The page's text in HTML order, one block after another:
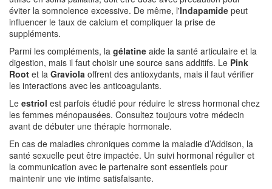
éviter la somnolence excessive. De même, l'Indapamide peut
influencer le taux de calcium et compliquer la prise de
suppléments.
Parmi les compléments, la gélatine aide la santé articulaire et la
digestion, mais il faut choisir une source sans additifs. Le Pink
Root et la Graviola offrent des antioxydants, mais il faut vérifier
les interactions avec les anticoagulants.
Le estriol est parfois étudié pour réduire le stress hormonal chez
les femmes ménopausées. Consultez toujours votre médecin
avant de débuter une thérapie hormonale.
En cas de maladies chroniques comme la maladie d’Addison, la
santé sexuelle peut être impactée. Un suivi hormonal régulier et
la communication avec le partenaire sont essentiels pour
maintenir une vie intime satisfaisante.